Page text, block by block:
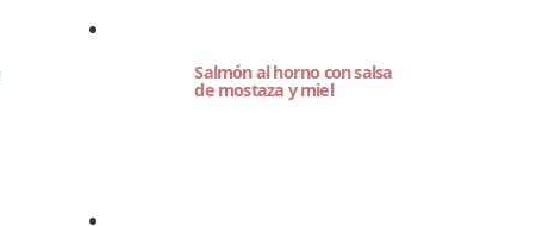
Salmón al horno con salsa
de mostaza y miel